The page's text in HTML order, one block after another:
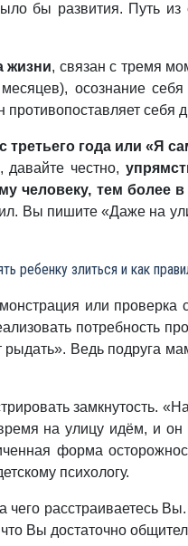
бы развития. Путь из
жизни, связан с тремя
осознание
противопоставляет
третьего года или «Я
давайте честно,
человеку, тем более
Вы пишите «Даже на
ребенку злиться и как
или
потребность
Ведь подруга
замкнутость.
на улицу идём, и
форма
психологу.
чего расстраиваетесь
Вы достаточно